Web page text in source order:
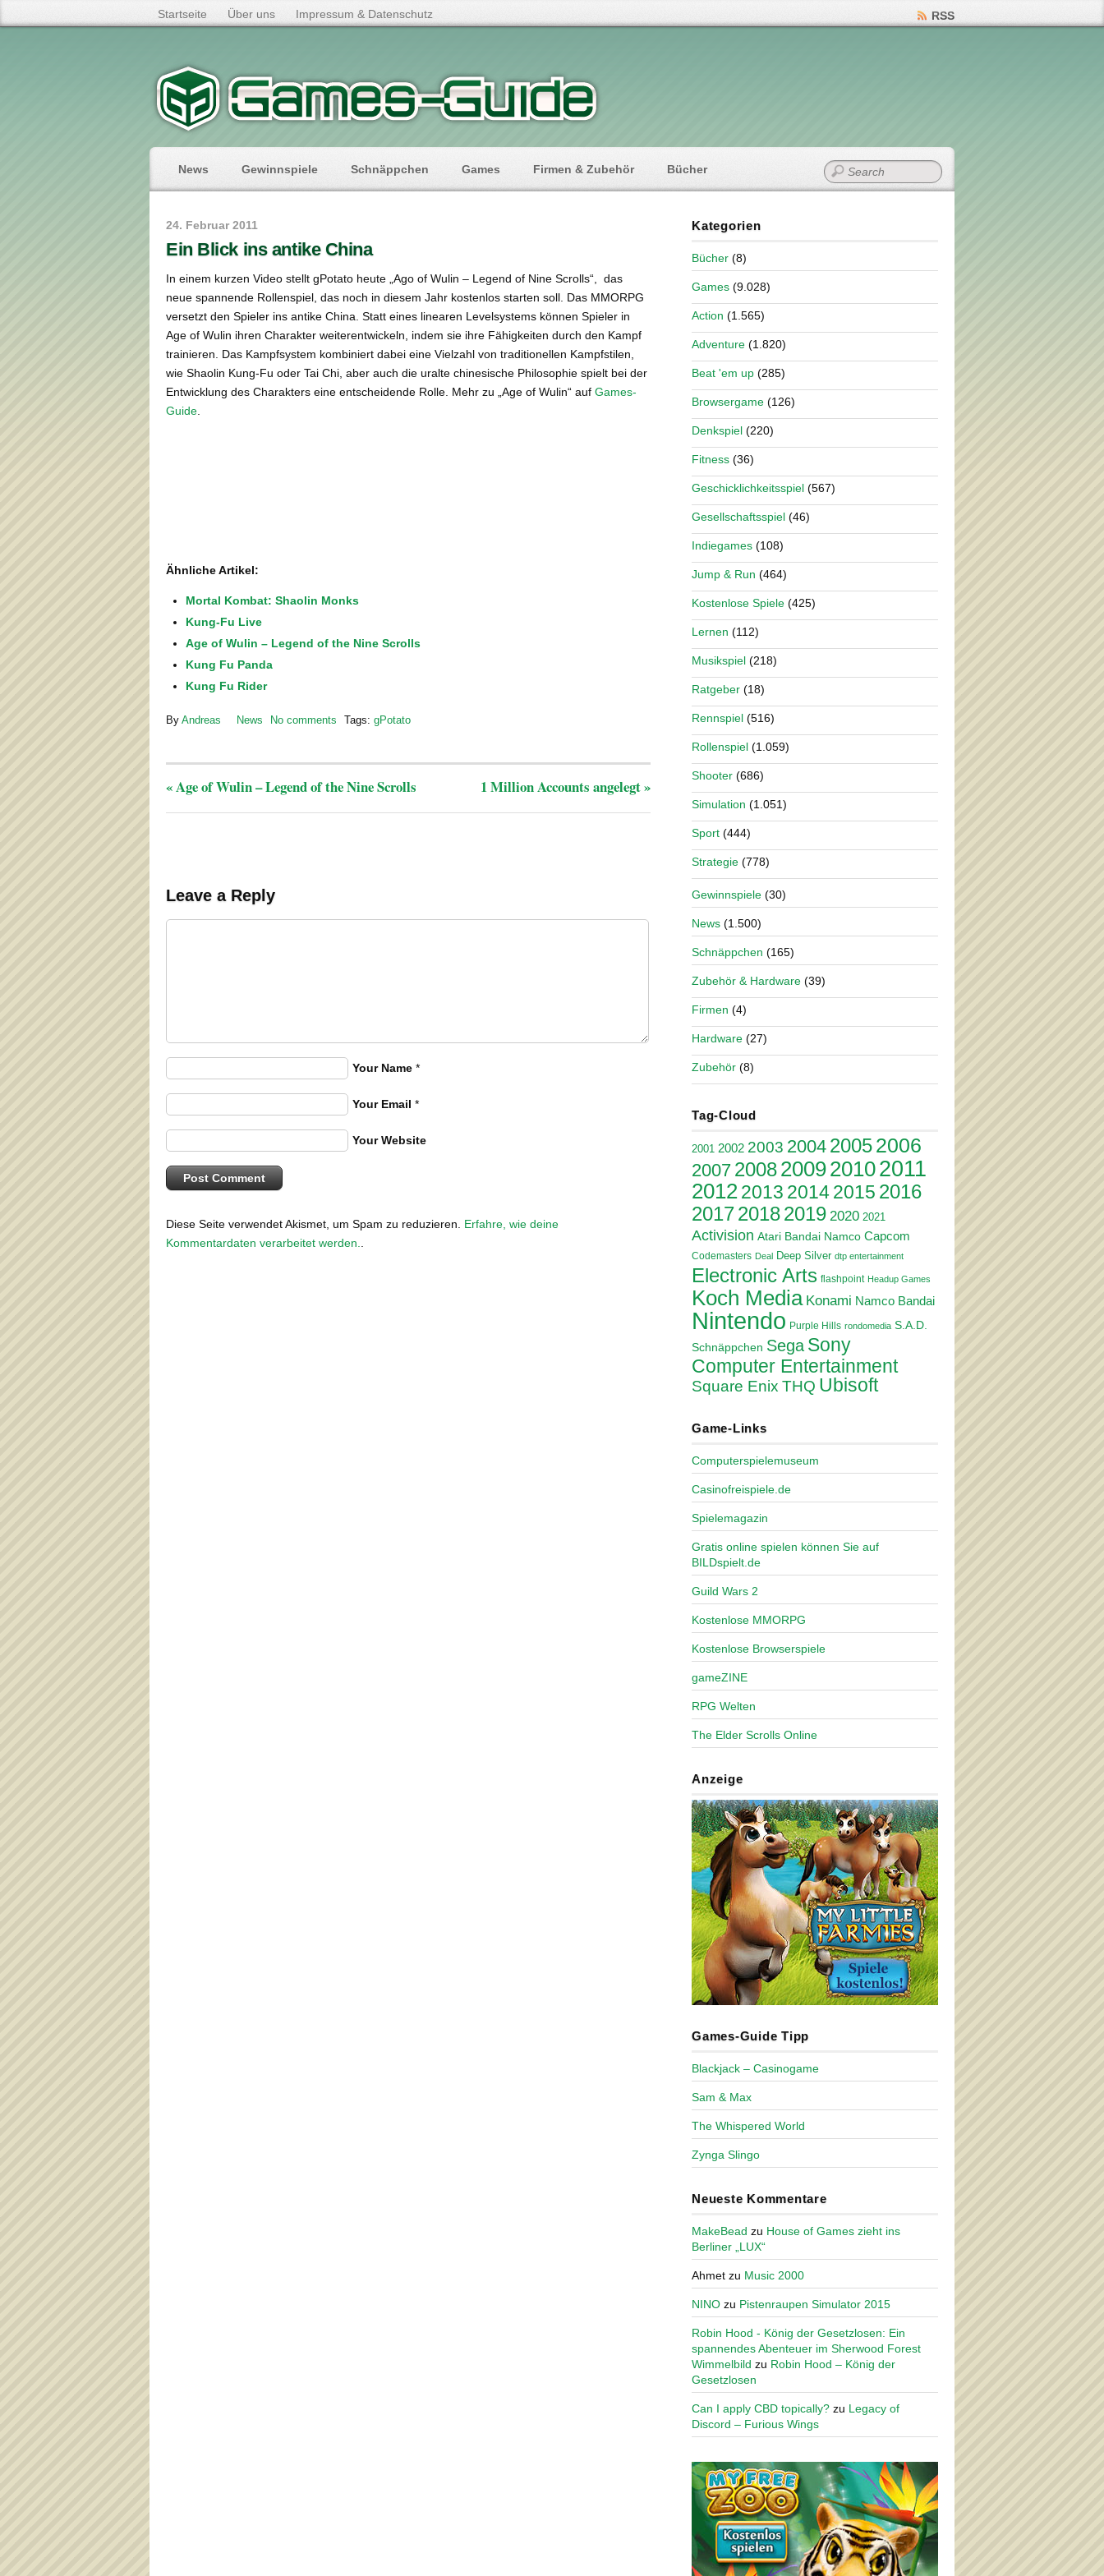
Startseite Über uns Impressum & Datenschutz RSS
News Gewinnspiele Schnäppchen Games Firmen & Zubehör Bücher
24. Februar 2011
Ein Blick ins antike China
In einem kurzen Video stellt gPotato heute „Ago of Wulin – Legend of Nine Scrolls“, das
neue spannende Rollenspiel, das noch in diesem Jahr kostenlos starten soll. Das MMORPG
versetzt den Spieler ins antike China. Statt eines linearen Levelsystems können Spieler in
Age of Wulin ihren Charakter weiterentwickeln, indem sie ihre Fähigkeiten durch den Kampf
trainieren. Das Kampfsystem kombiniert dabei eine Vielzahl von traditionellen Kampfstilen,
wie Shaolin Kung-Fu oder Tai Chi, aber auch die uralte chinesische Philosophie spielt bei der
Entwicklung des Charakters eine entscheidende Rolle. Mehr zu „Age of Wulin“ auf Games-
Guide
Ähnliche Artikel:
Mortal Kombat: Shaolin Monks
Kung-Fu Live
Age of Wulin – Legend of the Nine Scrolls
Kung Fu Panda
Kung Fu Rider
By Andreas News No comments Tags: gPotato
«Age of Wulin – Legend of the Nine Scrolls 1 Million Accounts angelegt»
Leave a Reply
Your Name *
Your Email *
Your Website
Diese Seite verwendet Akismet, um Spam zu reduzieren. Erfahre, wie deine
Kommentardaten verarbeitet werden.
Kategorien
Bücher (8)
Games (9.028)
Action (1.565)
Adventure (1.820)
Beat 'em up (285)
Browsergame (126)
Denkspiel (220)
Fitness (36)
Geschicklichkeitsspiel (567)
Gesellschaftsspiel (46)
Indiegames (108)
Jump & Run (464)
Kostenlose Spiele (425)
Lernen (112)
Musikspiel (218)
Ratgeber (18)
Rennspiel (516)
Rollenspiel (1.059)
Shooter (686)
Simulation (1.051)
Sport (444)
Strategie (778)
Gewinnspiele (30)
News (1.500)
Schnäppchen (165)
Zubehör & Hardware (39)
Firmen (4)
Hardware (27)
Zubehör (8)
Tag-Cloud
2001 2002 2003 2004 20052006
2007 2008200920102011
20122013 20142015 2016
201720182019 2020 2021
Activision Atari Bandai Namco Capcom
Codemasters Deal Deep Silver dtp entertainment
Electronic Arts flashpoint Headup Games
Koch Media Konami Namco Bandai
Nintendo Purple Hills rondomedia S.A.D.
Schnäppchen Sega Sony
Computer Entertainment
Square Enix THQ Ubisoft
Game-Links
Computerspielemuseum
Casinofreispiele.de
Spielemagazin
Gratis online spielen können Sie auf
BILDspielt.de
Guild Wars 2
Kostenlose MMORPG
Kostenlose Browserspiele
gameZINE
RPG Welten
The Elder Scrolls Online
Anzeige
Games-Guide Tipp
Blackjack – Casinogame
Sam & Max
The Whispered World
Zynga Slingo
Neueste Kommentare
MakeBead zu House of Games zieht ins
Berliner „LUX“
Ahmet zu Music 2000
NINO zu Pistenraupen Simulator 2015
Robin Hood - König der Gesetzlosen: Ein
spannendes Abenteuer im Sherwood Forest
Wimmelbild zu Robin Hood – König der
Gesetzlosen
Can I apply CBD topically? zu Legacy of
Discord – Furious Wings